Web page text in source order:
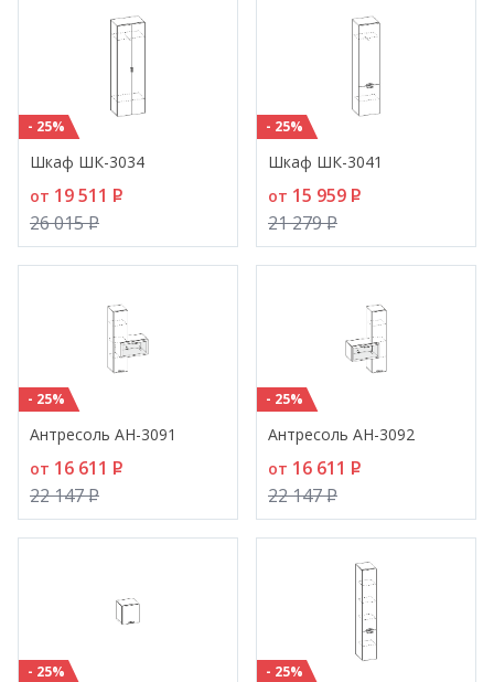
- 25%
Шкаф ШК-3034
от 19 511 P
26 015P
- 25%
Шкаф ШК-3041
от 15 959 P
21 279P
- 25%
Антресоль АН-3091
от 16 611 P
22 147P
- 25%
Антресоль АН-3092
от 16 611 P
22 147P
- 25% - 25%